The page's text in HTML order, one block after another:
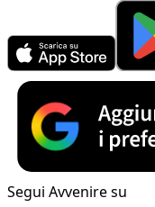
Segui Avvenire su